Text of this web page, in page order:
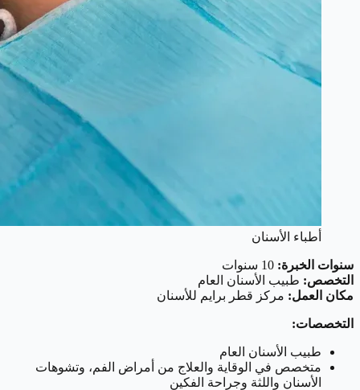
أطباء الأسنان
سنوات الخبرة:
التخصص: طبيب الأسنان العام
مكان العمل: مركز قطر برايم للأسنان
التخصصات:
طبيب الأسنان العام
متخصص في الوقاية والعلاج من أمراض الفم، وتشوهات
الأسنان واللثة وجراحة الفكين